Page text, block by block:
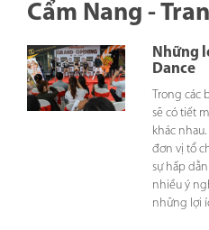
Cẩm Nang -
Những
Dance
Trong các
sẽ có tiết
khác
đơn vị tổ
sự hấp
nhiều ý
những lợi